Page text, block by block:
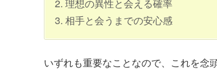
2. 理想の異性と会える確率
3. 相手と会うまでの安心感
いずれも重要なことなので、これを念